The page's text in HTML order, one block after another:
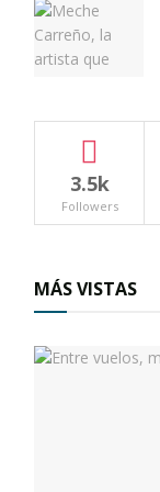
3.5k
Followers
MÁS VISTAS